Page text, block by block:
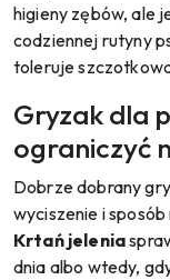
higieny zębów, ale
codziennej rutyny
toleruje
Gryzak dla
ograniczyć
Dobrze dobrany
wyciszenie i
Krtań jelenia
dnia albo wtedy,